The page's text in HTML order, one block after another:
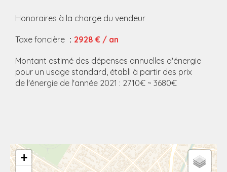
Honoraires à la charge du vendeur
Taxe foncière 2928 € / an
Montant estimé des dépenses annuelles d'énergie
pour un usage standard, établi à partir des prix
de l'énergie de l'année 2021 : 2710€ ~ 3680€
+